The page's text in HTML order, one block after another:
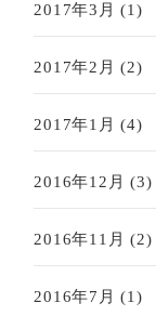
2017年3月 (1)
2017年2月 (2)
2017年1月 (4)
2016年12月 (3)
2016年11月 (2)
2016年7月 (1)